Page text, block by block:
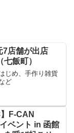
7店舗が出店
七飯町）
じめ、手作り雑貨
ど
F-CAN
ベント in 函館